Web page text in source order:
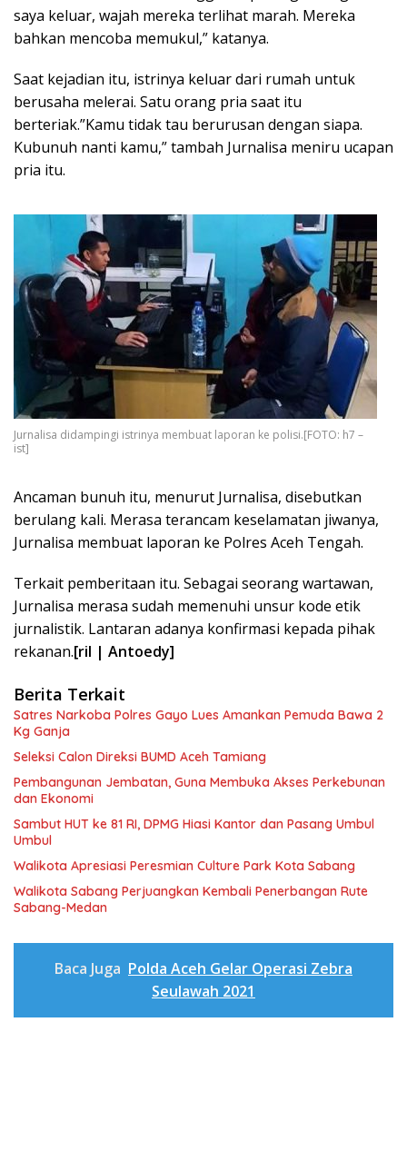
saya keluar, wajah mereka terlihat marah. Mereka
bahkan mencoba memukul,” katanya.
Saat kejadian itu, istrinya keluar dari rumah untuk
berusaha melerai. Satu orang pria saat itu
berteriak.”Kamu tidak tau berurusan dengan siapa.
Kubunuh nanti kamu,” tambah Jurnalisa meniru ucapan
pria itu.
Jurnalisa didampingi istrinya membuat laporan ke polisi.[FOTO: h7 –
ist]
Ancaman bunuh itu, menurut Jurnalisa, disebutkan
berulang kali. Merasa terancam keselamatan jiwanya,
Jurnalisa membuat laporan ke Polres Aceh Tengah.
Terkait pemberitaan itu. Sebagai seorang wartawan,
Jurnalisa merasa sudah memenuhi unsur kode etik
jurnalistik. Lantaran adanya konfirmasi kepada pihak
rekanan.[ril | Antoedy]
Berita Terkait
Satres Narkoba Polres Gayo Lues Amankan Pemuda Bawa 2
Kg Ganja
Seleksi Calon Direksi BUMD Aceh Tamiang
Pembangunan Jembatan, Guna Membuka Akses Perkebunan
dan Ekonomi
Sambut HUT ke 81 RI, DPMG Hiasi Kantor dan Pasang Umbul
Umbul
Walikota Apresiasi Peresmian Culture Park Kota Sabang
Walikota Sabang Perjuangkan Kembali Penerbangan Rute
Sabang-Medan
Baca Juga Polda Aceh Gelar Operasi Zebra
Seulawah 2021